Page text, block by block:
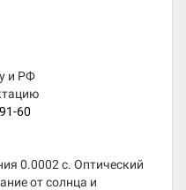
и РФ
60
0.0002 с. Оптический
от солнца и